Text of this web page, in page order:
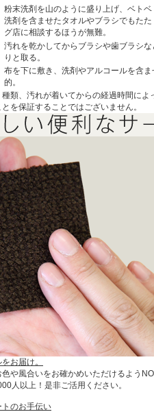
粉末洗剤を山のように盛り上げ、ベト
洗剤を含ませたタオルやブラシでもた
グ店に相談するほうが無難。
汚れを乾かしてからブラシや歯ブラシ
りと取る。
布を下に敷き、洗剤やアルコールを含
的。
類、汚れが着いてからの経過時間によ
を保証することではございません。
お届け。
や風合いをお確かめいただけるよう
人以上！是非ご活用ください。
のお手伝い